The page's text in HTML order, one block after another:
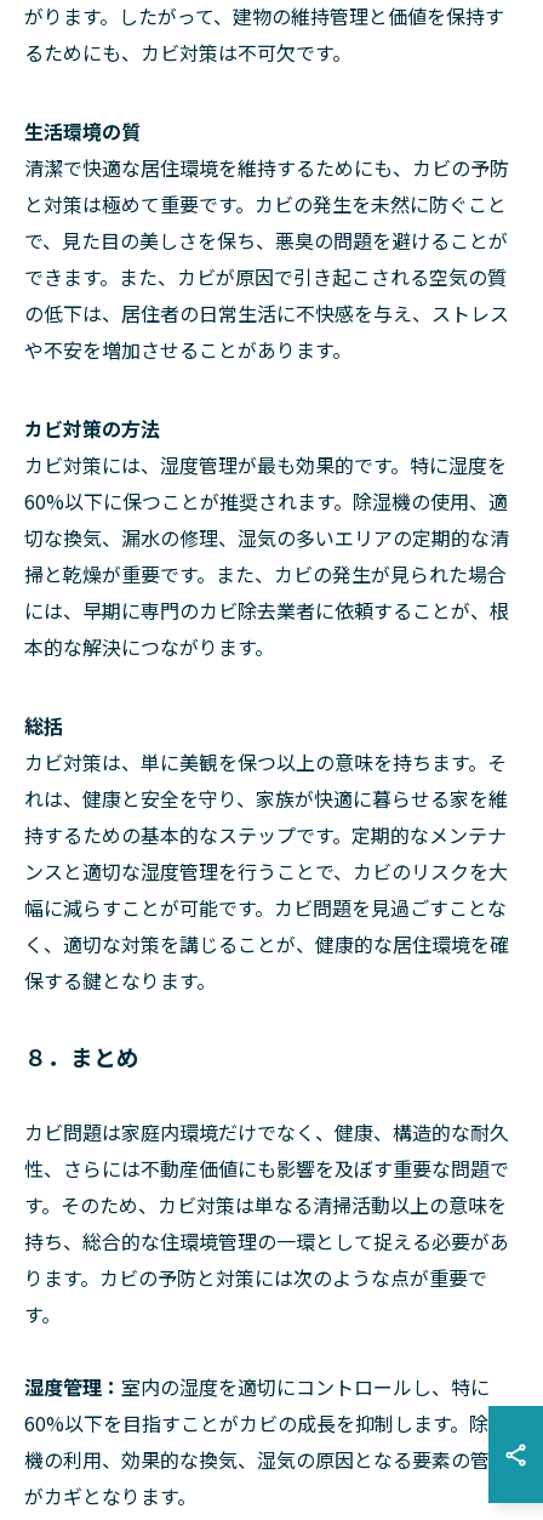
がります。したがって、建物の維持管理と価値を保持す
るためにも、カビ対策は不可欠です。
生活環境の質
清潔で快適な居住環境を維持するためにも、カビの予防
と対策は極めて重要です。カビの発生を未然に防ぐこと
で、見た目の美しさを保ち、悪臭の問題を避けることが
できます。また、カビが原因で引き起こされる空気の質
の低下は、居住者の日常生活に不快感を与え、ストレス
や不安を増加させることがあります。
カビ対策の方法
カビ対策には、湿度管理が最も効果的です。特に湿度を
60%以下に保つことが推奨されます。除湿機の使用、適
切な換気、漏水の修理、湿気の多いエリアの定期的な清
掃と乾燥が重要です。また、カビの発生が見られた場合
には、早期に専門のカビ除去業者に依頼することが、根
本的な解決につながります。
総括
カビ対策は、単に美観を保つ以上の意味を持ちます。そ
れは、健康と安全を守り、家族が快適に暮らせる家を維
持するための基本的なステップです。定期的なメンテナ
ンスと適切な湿度管理を行うことで、カビのリスクを大
幅に減らすことが可能です。カビ問題を見過ごすことな
く、適切な対策を講じることが、健康的な居住環境を確
保する鍵となります。
８．まとめ
カビ問題は家庭内環境だけでなく、健康、構造的な耐久
性、さらには不動産価値にも影響を及ぼす重要な問題で
す。そのため、カビ対策は単なる清掃活動以上の意味を
持ち、総合的な住環境管理の一環として捉える必要があ
ります。カビの予防と対策には次のような点が重要で
す。
湿度管理： 室内の湿度を適切にコントロールし、特に
60%以下を目指すことがカビの成長を抑制します。除湿
機の利用、効果的な換気、湿気の原因となる要素の管理
がカギとなります。